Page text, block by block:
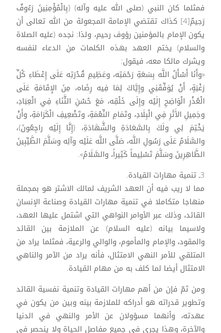
فمثلما كان النبي (صلى الله عليه وآله) {بِالْمُؤْمِنِينَ رَءُوفٌ
رَحِيمٌ[4] كذاك تقتضي الإمامة المجعولة من الله تعالى أن
يكون الإمام بالمؤمنين رؤوف رحيم، ولذا: نجده (عليه الصلاة
والسلام) يختم العهد بهذه الكلمات من الدعاء لنفسه
ويشرك مالكا معه، فيقول:
«وأَنَا أَسْأَلُ اللَّه بِسَعَةِ رَحْمَتِه، وعَظِيمِ قُدْرَتِه عَلَى إِعْطَاءِ كُلِّ
رَغْبَةٍ، أَنْ يُوَفِّقَنِي وإِيَّاكَ لِمَا فِيه رِضَاه، مِنَ الإِقَامَةِ عَلَى
الْعُذْرِ الْوَاضِحِ إِلَيْه وإِلَى خَلْقِه، مَعَ حُسْنِ الثَّنَاءِ فِي الْعِبَادِ،
وجَمِيلِ الأَثَرِ فِي الْبِلَادِ، وتَمَامِ النِّعْمَةِ، وتَضْعِيفِ الْكَرَامَةِ، وأَنْ
يَخْتِمَ لِي ولَكَ بِالسَّعَادَةِ والشَّهَادَةِ، {إِنَّا إِلَيْه راجِعُونَ}،
والسَّلَامُ عَلَى رَسُولِ اللَّه، صَلَّى اللَّه عَلَيْه وآلِه وسَلَّمَ الطَّيِّبِينَ
الطَّاهِرِينَ وسَلَّمَ تَسْلِيماً كَثِيراً، والسَّلَامُ».
3ـ تنمية مهارات القيادة.
مما لا ريب فيه أن العهد الشريف لمالك الاشتر هو بمجملة
منهاجا متكاملا في تنمية مهارات القيادة وصناعة الإنسان
القائد، وذلك عبر الأوامر النواهي التي اشتمل عليها العهد،
ولاسيما بيانه (عليه السلام) عن الملازمة بين القائد
والمقود، والإمام والمأموم، والوالي والرعية، فمثلما يراد من
المتلقي للأمر النهي الامتثال، فأنه يراد من الآمر والناهي
الامتثال أيضا لما كلف به من مهام القيادة.
ومن ثمّ فإن من أهم مهارات القيادة وتنمية نفسية القائد
وتطوير قدراته هو أدراكه للملازمة بينه وبين من يكون في
عهدته، وأنهما مسؤولان عن الأمر والنهي في الدنيا
والآخرة، وهذا يجري في جميع مفاصل الحياة ولا ينحصر في